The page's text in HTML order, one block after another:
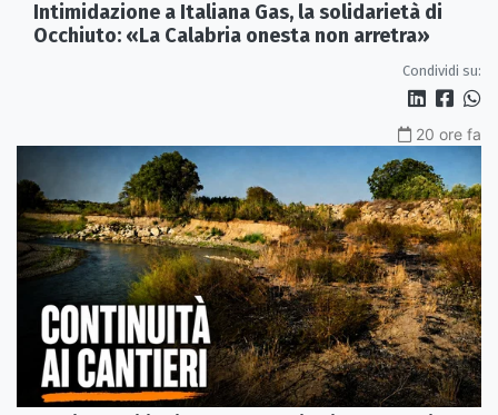
Intimidazione a Italiana Gas, la solidarietà di
Occhiuto: «La Calabria onesta non arretra»
Condividi su:
20 ore fa